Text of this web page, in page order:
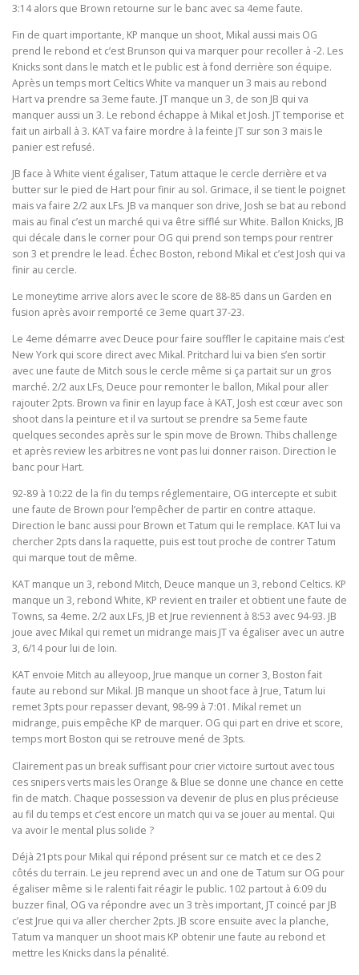
3:14 alors que Brown retourne sur le banc avec sa 4eme faute.
Fin de quart importante, KP manque un shoot, Mikal aussi mais OG
prend le rebond et c’est Brunson qui va marquer pour recoller à -2. Les
Knicks sont dans le match et le public est à fond derrière son équipe.
Après un temps mort Celtics White va manquer un 3 mais au rebond
Hart va prendre sa 3eme faute. JT manque un 3, de son JB qui va
manquer aussi un 3. Le rebond échappe à Mikal et Josh. JT temporise et
fait un airball à 3. KAT va faire mordre à la feinte JT sur son 3 mais le
panier est refusé.
JB face à White vient égaliser, Tatum attaque le cercle derrière et va
butter sur le pied de Hart pour finir au sol. Grimace, il se tient le poignet
mais va faire 2/2 aux LFs. JB va manquer son drive, Josh se bat au rebond
mais au final c’est un marché qui va être sifflé sur White. Ballon Knicks, JB
qui décale dans le corner pour OG qui prend son temps pour rentrer
son 3 et prendre le lead. Échec Boston, rebond Mikal et c’est Josh qui va
finir au cercle.
Le moneytime arrive alors avec le score de 88-85 dans un Garden en
fusion après avoir remporté ce 3eme quart 37-23.
Le 4eme démarre avec Deuce pour faire souffler le capitaine mais c’est
New York qui score direct avec Mikal. Pritchard lui va bien s’en sortir
avec une faute de Mitch sous le cercle même si ça partait sur un gros
marché. 2/2 aux LFs, Deuce pour remonter le ballon, Mikal pour aller
rajouter 2pts. Brown va finir en layup face à KAT, Josh est cœur avec son
shoot dans la peinture et il va surtout se prendre sa 5eme faute
quelques secondes après sur le spin move de Brown. Thibs challenge
et après review les arbitres ne vont pas lui donner raison. Direction le
banc pour Hart.
92-89 à 10:22 de la fin du temps réglementaire, OG intercepte et subit
une faute de Brown pour l’empêcher de partir en contre attaque.
Direction le banc aussi pour Brown et Tatum qui le remplace. KAT lui va
chercher 2pts dans la raquette, puis est tout proche de contrer Tatum
qui marque tout de même.
KAT manque un 3, rebond Mitch, Deuce manque un 3, rebond Celtics. KP
manque un 3, rebond White, KP revient en trailer et obtient une faute de
Towns, sa 4eme. 2/2 aux LFs, JB et Jrue reviennent à 8:53 avec 94-93. JB
joue avec Mikal qui remet un midrange mais JT va égaliser avec un autre
3, 6/14 pour lui de loin.
KAT envoie Mitch au alleyoop, Jrue manque un corner 3, Boston fait
faute au rebond sur Mikal. JB manque un shoot face à Jrue, Tatum lui
remet 3pts pour repasser devant, 98-99 à 7:01. Mikal remet un
midrange, puis empêche KP de marquer. OG qui part en drive et score,
temps mort Boston qui se retrouve mené de 3pts.
Clairement pas un break suffisant pour crier victoire surtout avec tous
ces snipers verts mais les Orange & Blue se donne une chance en cette
fin de match. Chaque possession va devenir de plus en plus précieuse
au fil du temps et c’est encore un match qui va se jouer au mental. Qui
va avoir le mental plus solide ?
Déjà 21pts pour Mikal qui répond présent sur ce match et ce des 2
côtés du terrain. Le jeu reprend avec un and one de Tatum sur OG pour
égaliser même si le ralenti fait réagir le public. 102 partout à 6:09 du
buzzer final, OG va répondre avec un 3 très important, JT coincé par JB
c’est Jrue qui va aller chercher 2pts. JB score ensuite avec la planche,
Tatum va manquer un shoot mais KP obtenir une faute au rebond et
mettre les Knicks dans la pénalité.